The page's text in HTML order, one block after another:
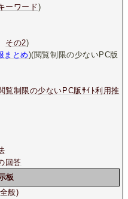
ーワード)
その2)
まとめ)(閲覧制限の少ないPC版
覧制限の少ないPC版ｻｲﾄ利用推
回答
板
般)